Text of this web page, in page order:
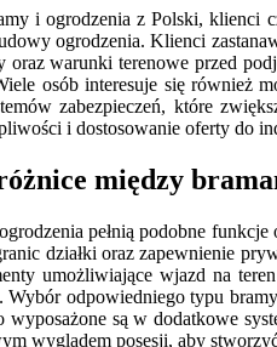
i ogrodzenia z Polski, klienci
ogrodzenia. Klienci
oraz warunki terenowe przed
osób interesuje się również
zabezpieczeń, które
i dostosowanie oferty do
między
pełnią podobne
działki oraz zapewnienie
umożliwiające wjazd na
odpowiedniego typu
wyposażone są w dodatkowe
wyglądem posesji, aby